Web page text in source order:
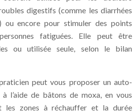
digestifs (comme les diarrhées
ou encore pour stimuler des points
fatiguées. Elle peut être
ou utilisée seule, selon le bilan
peut vous proposer un auto-
l’aide de bâtons de moxa, en vous
les zones à réchauffer et la durée